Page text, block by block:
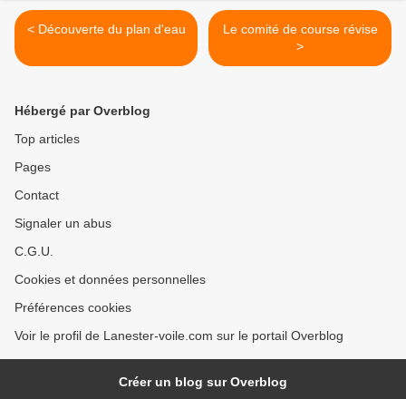
< Découverte du plan d'eau
Le comité de course révise
>
Hébergé par Overblog
Top articles
Pages
Contact
Signaler un abus
C.G.U.
Cookies et données personnelles
Préférences cookies
Voir le profil de Lanester-voile.com sur le portail Overblog
Créer un blog sur Overblog